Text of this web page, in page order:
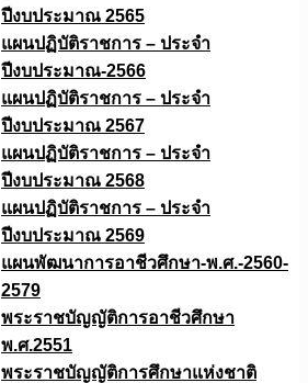
ปีงบประมาณ 2565
แผนปฏิบัติราชการ – ประจำ
ปีงบประมาณ-2566
แผนปฏิบัติราชการ – ประจำ
ปีงบประมาณ 2567
แผนปฏิบัติราชการ – ประจำ
ปีงบประมาณ 2568
แผนปฏิบัติราชการ – ประจำ
ปีงบประมาณ 2569
แผนพัฒนาการอาชีวศึกษา-พ.ศ.-2560-
2579
พระราชบัญญัติการอาชีวศึกษา
พ.ศ.2551
พระราชบัญญัติการศึกษาแห่งชาติ